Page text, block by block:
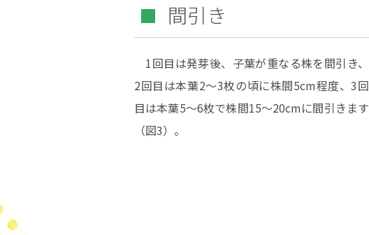
間引き
1回目は発芽後、子葉が重なる株を間引き、
2回目は本葉2～3枚の頃に株間5cm程度、3回
目は本葉5〜6枚で株間15～20cmに間引きます
（図3）。